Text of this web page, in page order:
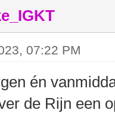
07:22 PM
én
de Rijn een